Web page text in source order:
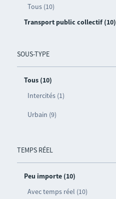
Tous (10)
Transport public collectif (10)
SOUS-TYPE
Tous (10)
Intercités (1)
Urbain (9)
TEMPS RÉEL
Peu importe (10)
Avec temps réel (10)